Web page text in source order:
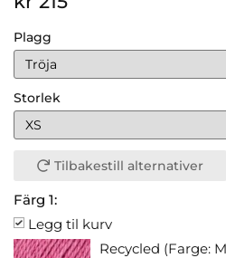
Plagg
Storlek
Tilbakestill alternativer
Färg 1:
Legg til kurv
Recycled (Farge: